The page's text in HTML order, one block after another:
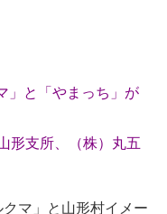
」と「やまっち」が
支所、（株）丸五
マ」と山形村イメー